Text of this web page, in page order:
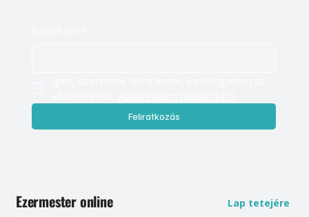
Feliratkozás
Ezermester online Lap tetejére